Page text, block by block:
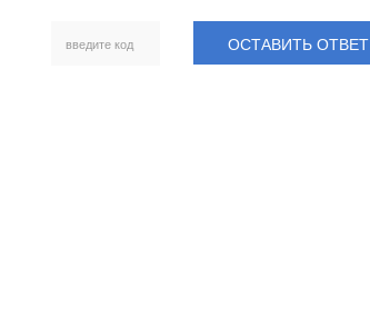
ОСТАВИТЬ ОТВЕТ